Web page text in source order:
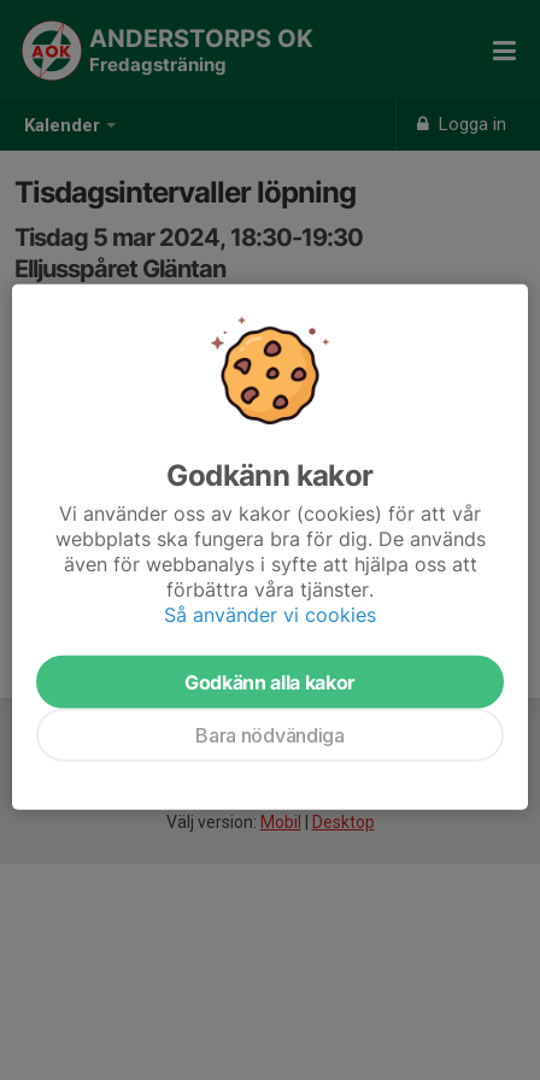
Kalender Logga in
ANDERSTORPS OK
Fredagsträning
Tisdagsintervaller löpning
Tisdag 5 mar 2024, 18:30-19:30
Elljusspåret Gläntan
Samling: 18:30, Utanför vallaboden i Gläntan
Gemensam löpträning med intervaller, för ungdomar
och vuxna. Växlande ledarskap.
Välj version: Mobil Desktop
Godkänn kakor
Vi använder oss av kakor (cookies) för att vår
webbplats ska fungera bra för dig. De används
även för webbanalys i syfte att hjälpa oss att
förbättra våra tjänster.
Så använder vi cookies
Godkänn alla kakor
Bara nödvändiga